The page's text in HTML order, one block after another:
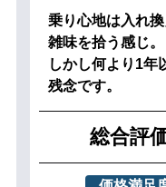
乗り心地は入れ
雑味を拾う感じ。
しかし何より1年
残念です。
総合評